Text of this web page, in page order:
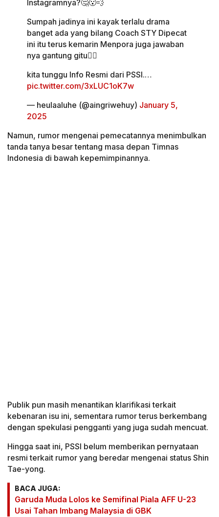
Instagramnya?🤔😮‍💨
Sumpah jadinya ini kayak terlalu drama
banget ada yang bilang Coach STY Dipecat
ini itu terus kemarin Menpora juga jawaban
nya gantung gitu😮‍💨
kita tunggu Info Resmi dari PSSI.…
pic.twitter.com/3xLUC1oK7w
— heulaaluhe (@aingriwehuy) January 5,
2025
Namun, rumor mengenai pemecatannya menimbulkan
tanda tanya besar tentang masa depan Timnas
Indonesia di bawah kepemimpinannya.
Publik pun masih menantikan klarifikasi terkait
kebenaran isu ini, sementara rumor terus berkembang
dengan spekulasi pengganti yang juga sudah mencuat.
Hingga saat ini, PSSI belum memberikan pernyataan
resmi terkait rumor yang beredar mengenai status Shin
Tae-yong.
BACA JUGA:
Garuda Muda Lolos ke Semifinal Piala AFF U-23
Usai Tahan Imbang Malaysia di GBK